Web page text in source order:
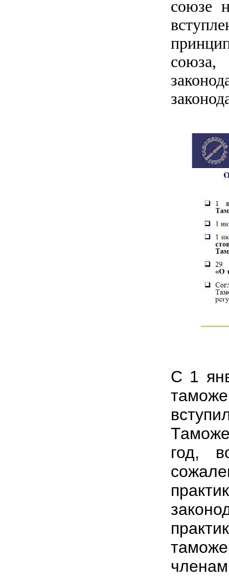
союзе
союза,
С 1
год,